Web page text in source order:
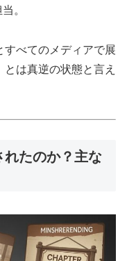
。
すべてのメディアで展
は真逆の状態と言え
れたのか？主な